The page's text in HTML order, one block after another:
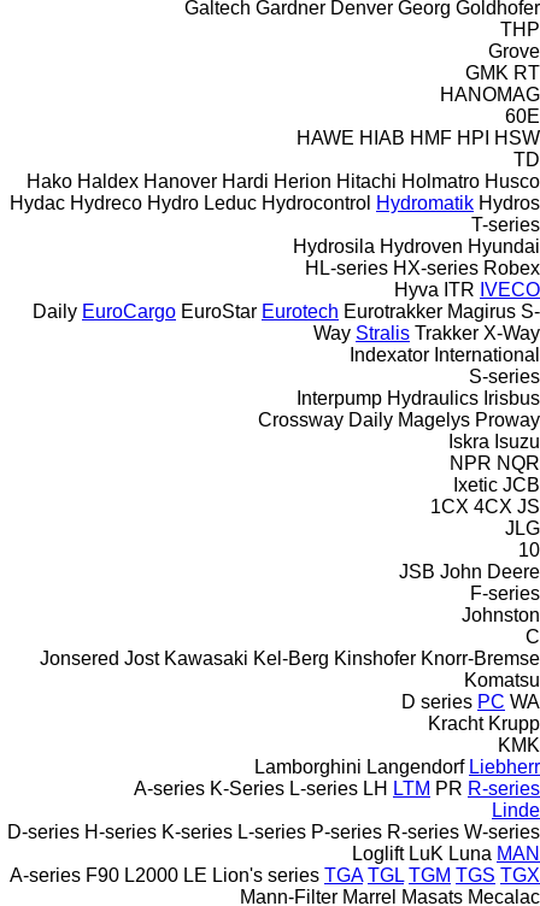
Galtech Gardner Denver Georg Goldhofer
THP
Grove
GMK RT
HANOMAG
60E
HAWE HIAB HMF HPI
HSW
TD
Hako Haldex Hanover Hardi Herion Hitachi Holmatro Husco
Hydac Hydreco Hydro Leduc Hydrocontrol Hydromatik Hydros
T-series
Hydrosila Hydroven Hyundai
HL-series HX-series Robex
Hyva ITR IVECO
Daily EuroCargo EuroStar Eurotech Eurotrakker Magirus S-
Way Stralis Trakker X-Way
Indexator International
S-series
Interpump Hydraulics Irisbus
Crossway Daily Magelys Proway
Iskra Isuzu
NPR NQR
Ixetic JCB
1CX 4CX JS
JLG
10
JSB John Deere
F-series
Johnston
C
Jonsered Jost Kawasaki Kel-Berg Kinshofer Knorr-Bremse
Komatsu
D series PC WA
Kracht Krupp
KMK
Lamborghini Langendorf Liebherr
A-series K-Series L-series LH LTM PR R-series
Linde
D-series H-series K-series L-series P-series R-series W-series
Loglift LuK Luna MAN
A-series F90 L2000 LE Lion's series TGA TGL TGM TGS TGX
Mann-Filter Marrel Masats Mecalac